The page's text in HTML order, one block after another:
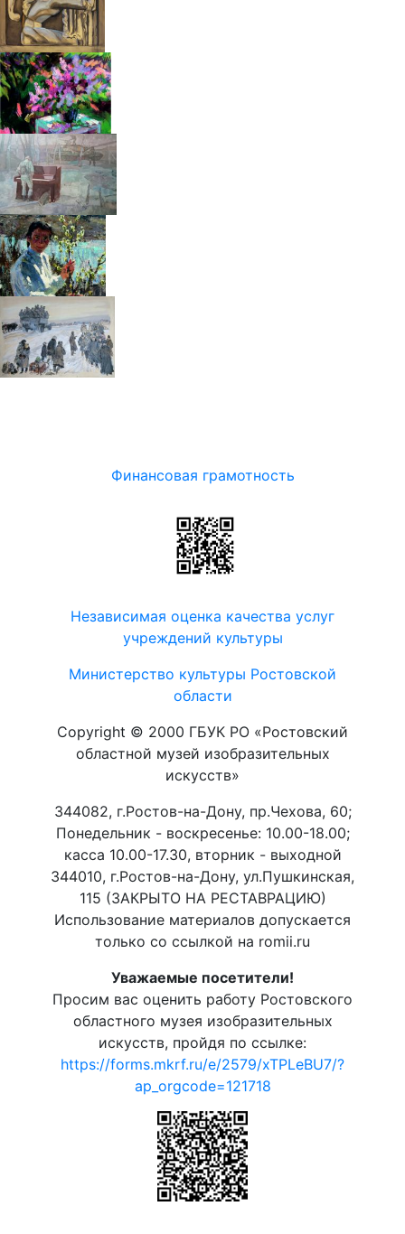
Финансовая грамотность
Независимая оценка качества услуг
учреждений культуры
Министерство культуры Ростовской
области
Copyright © 2000 ГБУК РО «Ростовский
областной музей изобразительных
искусств»
344082, г.Ростов-на-Дону, пр.Чехова, 60;
Понедельник - воскресенье: 10.00-18.00;
касса 10.00-17.30, вторник - выходной
344010, г.Ростов-на-Дону, ул.Пушкинская,
115 (ЗАКРЫТО НА РЕСТАВРАЦИЮ)
Использование материалов допускается
только со ссылкой на romii.ru
Уважаемые посетители!
Просим вас оценить работу Ростовского
областного музея изобразительных
искусств, пройдя по ссылке:
https://forms.mkrf.ru/e/2579/xTPLeBU7/?
ap_orgcode=121718